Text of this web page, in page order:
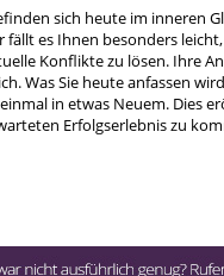
sich heute im inneren
fällt es Ihnen besonders
Konflikte zu lösen. Ihre
Was Sie heute anfassen
in etwas Neuem. Dies
Erfolgserlebnis zu